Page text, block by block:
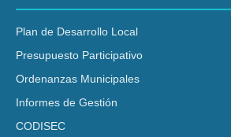
Plan de Desarrollo Local
Presupuesto Participativo
Ordenanzas Municipales
Informes de Gestión
CODISEC